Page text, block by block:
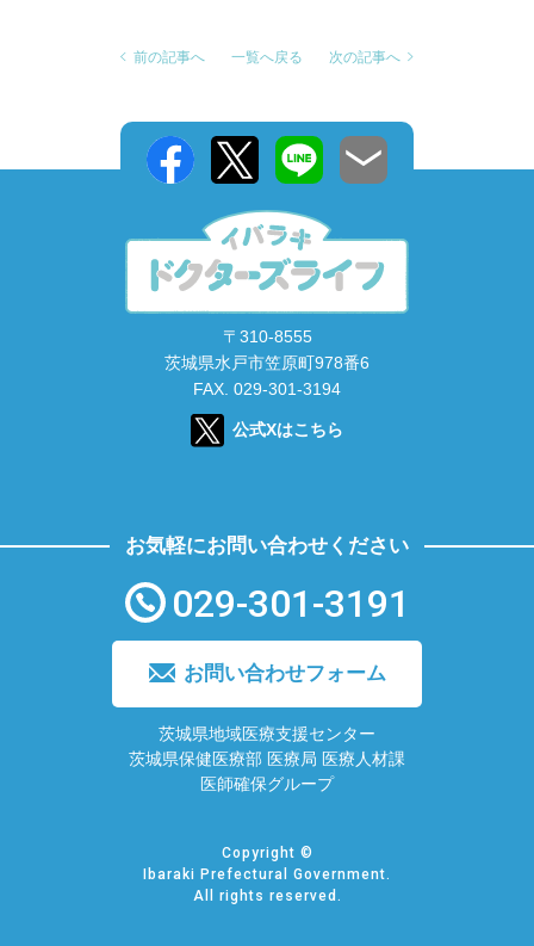
前の記事へ 一覧へ戻る 次の記事へ
〒310-8555
茨城県水戸市笠原町978番6
FAX. 029-301-3194
公式Xはこちら
お気軽にお問い合わせください
029-301-3191
お問い合わせフォーム
茨城県地域医療支援センター
茨城県保健医療部 医療局 医療人材課
医師確保グループ
Copyright ©
Ibaraki Prefectural Government.
All rights reserved.